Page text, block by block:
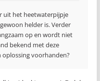
uit het heetwaterpijpje
helder is. Verder
op en wordt niet
bekend met deze
voorhanden?